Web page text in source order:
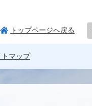
トップページへ戻る
トマップ